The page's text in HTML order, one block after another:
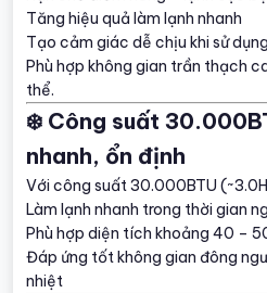
Tăng hiệu quả làm lạnh nhanh
Tạo cảm giác dễ chịu khi sử
Phù hợp không gian trần thạch
thể.
❄️ Công suất
nhanh, ổn định
Với công suất 30.000BTU
Làm lạnh nhanh trong thời gian
Phù hợp diện tích khoảng 40 –
Đáp ứng tốt không gian đông
nhiệt